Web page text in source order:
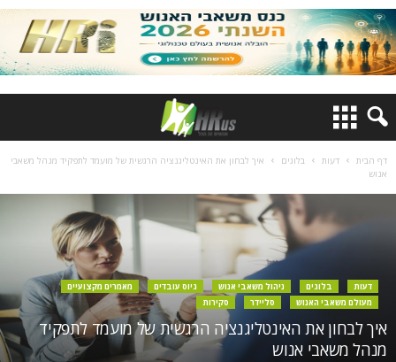
דף הבית דעות בלוגים
איך לבחון את האינטליגנציה הרגשית של מועמד לתפקיד מנהל משאבי
אנוש
דעות בלוגים ניהול משאבי אנוש גיוס עובדים
מאמרים מקצועיים
מעולם משאבי האנוש
סליידר סקירות
איך לבחון את האינטליגנציה הרגשית של מועמד לתפקיד
מנהל משאבי אנוש